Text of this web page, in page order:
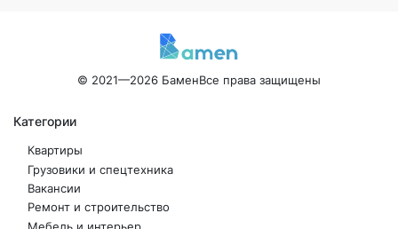
© 2021—2026 БаменВсе права защищены
Категории
Квартиры
Грузовики и спецтехника
Вакансии
Ремонт и строительство